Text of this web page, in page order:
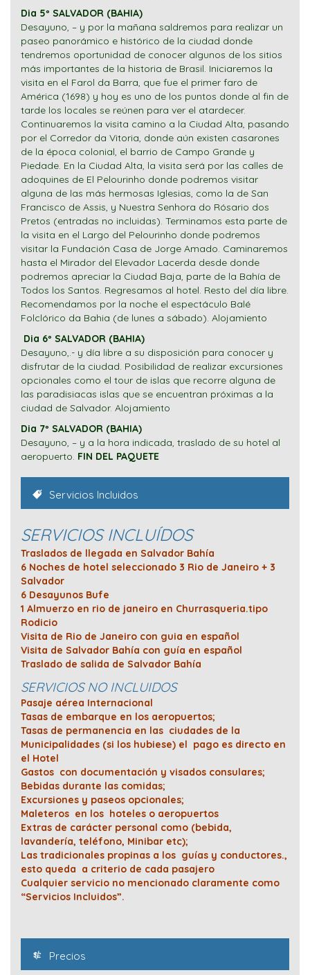
Dia 5º SALVADOR (BAHIA)
Desayuno, – y por la mañana saldremos para realizar un
paseo panorámico e histórico de la ciudad donde
tendremos oportunidad de conocer algunos de los sitios
más importantes de la historia de Brasil. Iniciaremos la
visita en el Farol da Barra, que fue el primer faro de
América (1698) y hoy es uno de los puntos donde al fin de
tarde los locales se reúnen para ver el atardecer.
Continuaremos la visita camino a la Ciudad Alta, pasando
por el Corredor da Vitoria, donde aún existen casarones
de la época colonial, el barrio de Campo Grande y
Piedade. En la Ciudad Alta, la visita será por las calles de
adoquines de El Pelourinho donde podremos visitar
alguna de las más hermosas Iglesias, como la de San
Francisco de Assis, y Nuestra Senhora do Rósario dos
Pretos (entradas no incluidas). Terminamos esta parte de
la visita en el Largo del Pelourinho donde podremos
visitar la Fundación Casa de Jorge Amado. Caminaremos
hasta el Mirador del Elevador Lacerda desde donde
podremos apreciar la Ciudad Baja, parte de la Bahía de
Todos los Santos. Regresamos al hotel. Resto del día libre.
Recomendamos por la noche el espectáculo Balé
Folclórico da Bahia (de lunes a sábado). Alojamiento
Dia 6º SALVADOR (BAHIA)
Desayuno,.- y día libre a su disposición para conocer y
disfrutar de la ciudad. Posibilidad de realizar excursiones
opcionales como el tour de islas que recorre alguna de
las paradisiacas islas que se encuentran próximas a la
ciudad de Salvador. Alojamiento
Dia 7º SALVADOR (BAHIA)
Desayuno, – y a la hora indicada, traslado de su hotel al
aeropuerto. FIN DEL PAQUETE
Servicios Incluidos
SERVICIOS INCLUÍDOS
Traslados de llegada en Salvador Bahía
6 Noches de hotel seleccionado 3 Rio de Janeiro + 3
Salvador
6 Desayunos Bufe
1 Almuerzo en rio de janeiro en Churrasqueria.tipo
Rodicio
Visita de Rio de Janeiro con guia en español
Visita de Salvador Bahía con guía en español
Traslado de salida de Salvador Bahía
SERVICIOS NO INCLUIDOS
Pasaje aérea Internacional
Tasas de embarque en los aeropuertos;
Tasas de permanencia en las ciudades de la
Municipalidades (si los hubiese) el pago es directo en
el Hotel
Gastos con documentación y visados consulares;
Bebidas durante las comidas;
Excursiones y paseos opcionales;
Maleteros en los hoteles o aeropuertos
Extras de carácter personal como (bebida,
lavandería, teléfono, Minibar etc);
Las tradicionales propinas a los guías y conductores.,
esto queda a criterio de cada pasajero
Cualquier servicio no mencionado claramente como
“Servicios Incluidos”.
Precios